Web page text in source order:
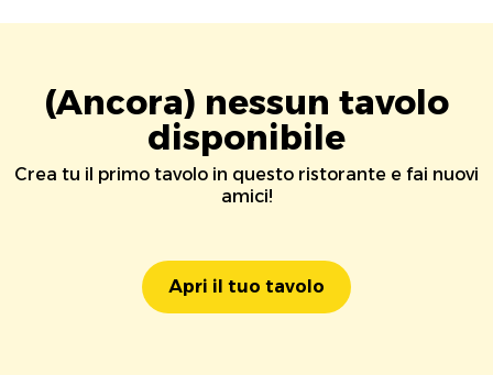
(Ancora) nessun tavolo
disponibile
Crea tu il primo tavolo in questo ristorante e fai nuovi
amici!
Apri il tuo tavolo